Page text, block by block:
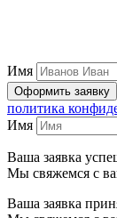
Имя
политика
Имя
Ваша заявка
Мы свяжемся с
Ваша заявка